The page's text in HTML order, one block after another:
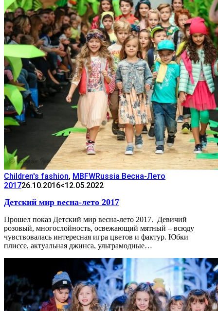
Children's fashion, MBFWRussia Весна-Лето
201726.10.2016<12.05.2022
Детский мир весна-лето 2017
Прошел показ Детский мир весна-лето 2017. Девичий
розовый, многослойность, освежающий мятный – всюду
чувствовалась интересная игра цветов и фактур. Юбки
плиссе, актуальная джинса, ультрамодные…